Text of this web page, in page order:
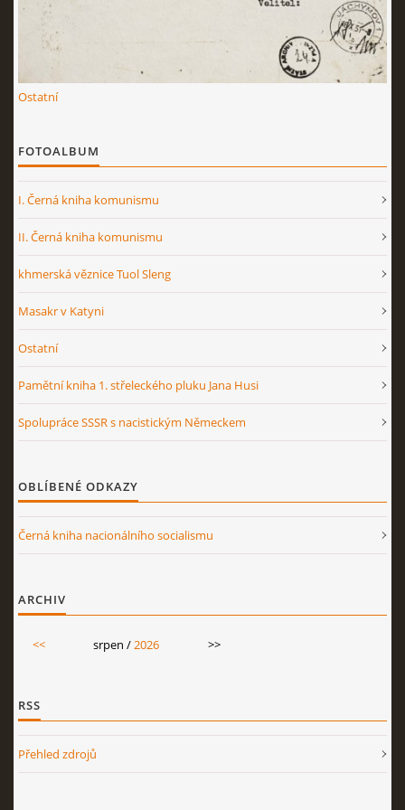
Ostatní
FOTOALBUM
I. Černá kniha komunismu
II. Černá kniha komunismu
khmerská věznice Tuol Sleng
Masakr v Katyni
Ostatní
Pamětní kniha 1. střeleckého pluku Jana Husi
Spolupráce SSSR s nacistickým Německem
OBLÍBENÉ ODKAZY
Černá kniha nacionálního socialismu
ARCHIV
<< srpen /2026 >>
RSS
Přehled zdrojů